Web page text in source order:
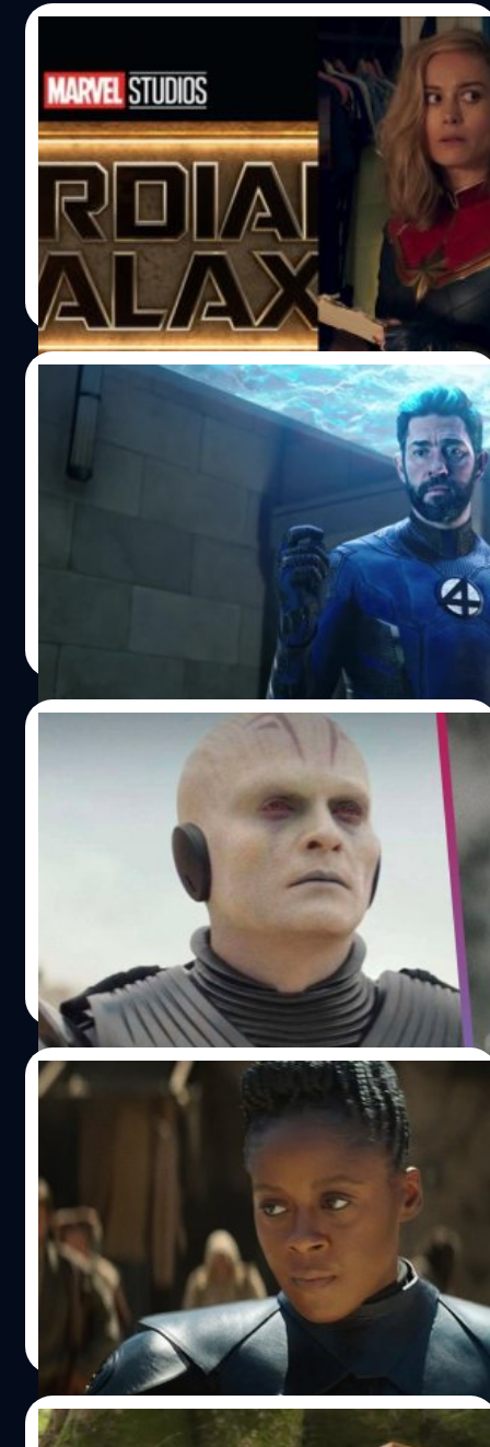
ใกล้จบเฟส 4 ! Marvel ประกาศเฟส 5 อย่าง
เป็นทางการ
สด ๆ ร้อน ๆ จากงานซานดิเอโกคอมิค คอน ปี 2022 เมื่อวานนี้
ทางมาร์เวลได้จัดพาเนลแถลงข่าวการมาถึงของจักรวาล
ภาพยนตร์และคอนเทนต์ในเฟสที่ 5 ของ MCU อย่างเป็น
ทางการ
Mano Wanawerusit | 1475 days ago
Read More
ฉากสปาเกตตีของ ‘Mr. Fantastic’ ใน
‘Doctor Strange 2’ เป็นไอเดียของ ‘Kevin
Feige’ ที่ได้แรงบันดาลใจจากแป้งปั้น ‘Play-
ฉากสปาเกตตี้ใน ‘Doctor Strange in the Multiverse of
Madness’ ของ 'มิสเตอร์แฟนทาสติก' (Mister Fantastic) 'เค
วิน ไฟกี' (Kevin Feige) ได้แรงบันดาลใจจากของเล่น 'เพลย์-
โดว์' (Play-Doh)
‘Rupert Friend’ เผย ในงาน Star Wars
Celebration ‘Moses Ingram’ จำเขาไม่ได้ แม้
เคยร่วมงานกันใน ‘Obi-Wan Kenobi’
แม้ซีรีส์ 'โอบีวัน เคโนบี' (Obi-Wan Kenobi) จะจบลงไปแล้ว
แต่ ‘แกรนด์ อินควิซิเตอร์’ ที่รับบทโดย ‘รูเพิร์ต เฟรนด์’
(Rupert Friend) เผยว่า 'ภคิณีที่สาม' ที่รับบทโดย 'โมเซส อิน
แกรม' (Moses Ingram) กลับจำเขาไม่ได้
ประภาส อยู่เย็น| 1500 days ago
Read More
02/06/2022
Ewan McGregor ออกโรงปกป้อง Moses
Ingram หลังถูกแฟนซีรีส์เหยียดใน ‘Obi-Wan
Kenobi’
หลังจากซีรีส์ ‘Obi-Wan Kenobi’ เปิดตัวไปได้เพียงแค่ 1
อาทิตย์ ก็มีข่าวเกี่ยวกับนักแสดงหน้าใหม่ที่เพิ่งปรากฏตัว
ภายในเรื่องนี้อย่าง โมเซส อินแกรม (Moses Ingram) ที่ออก
มาพูดว่าเธอถูกคนจำนวนมากในสังคมออนไลน์เหยียดและบูล
ลี่ หลังจากที่ซีรีส์เรื่องนี้ฉายไปได้เพียงแค่ 3 ตอน ใน ‘Obi-
Wan Kenobi’ อินแกรมรับบทเป็น 'เรวา' หนึ่งในกลุ่มกองกำลัง
The Inquisitors ที่มีภารกิจให้ตามล่าเจได หลังจากอินแกรม
ขึ้นจอไปได้ไม่นาน เธอเริ่มได้รับข้อความมากมายส่งถึงเธอ
และพบว่าข้อความเหล่านั้นล้วนแล้วแต่เป็นการเหยียดและบูล
ลี่เธอมากกว่าหนึ่งร้อยข้อความ ซึ่งสิ่งเหล่านี้ทำให้เธอรู้สึกไม่ดี
สรัลชนา บุญชูกุศล| 1527 days ago
Read More
17/02/2022